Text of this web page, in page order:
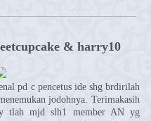
& harry10
pd c pencetus ide shg brdirilah
jodohnya. Terimakasih
tlah mjd slh1 member AN yg